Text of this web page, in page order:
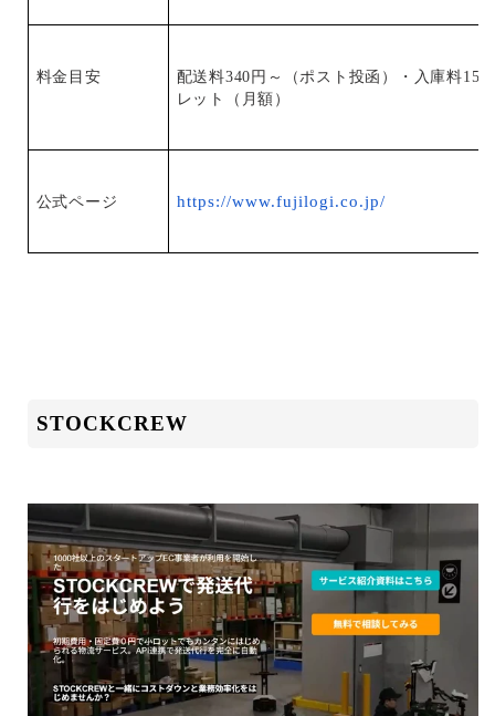
料金目安
配送料340円～（ポスト投函）・入庫料15
レット（月額）
公式ページ https://www.fujilogi.co.jp/
STOCKCREW